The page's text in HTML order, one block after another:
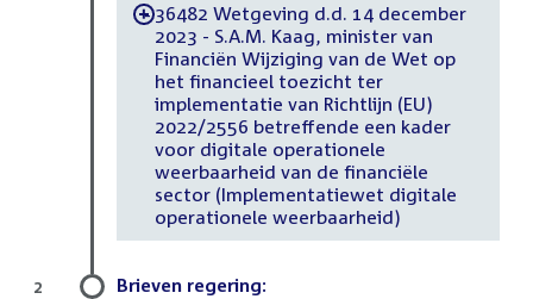
-36482 Wetgeving d.d. 14 december
2023 - S.A.M. Kaag, minister van
Financiën Wijziging van de Wet op
het financieel toezicht ter
implementatie van Richtlijn (EU)
2022/2556 betreffende een kader
voor digitale operationele
weerbaarheid van de financiële
sector (Implementatiewet digitale
operationele weerbaarheid)
Brieven regering:
2